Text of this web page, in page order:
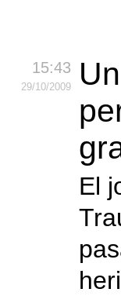
15:43
29/10/2009
El